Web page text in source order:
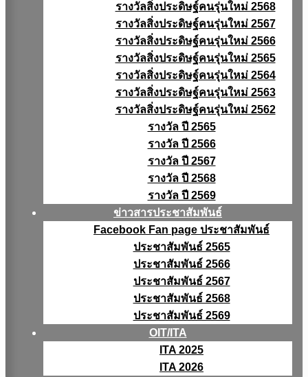
รางวัลสิ่งประดิษฐ์คนรุ่นใหม่ 2568
รางวัลสิ่งประดิษฐ์คนรุ่นใหม่ 2567
รางวัลสิ่งประดิษฐ์คนรุ่นใหม่ 2566
รางวัลสิ่งประดิษฐ์คนรุ่นใหม่ 2565
รางวัลสิ่งประดิษฐ์คนรุ่นใหม่ 2564
รางวัลสิ่งประดิษฐ์คนรุ่นใหม่ 2563
รางวัลสิ่งประดิษฐ์คนรุ่นใหม่ 2562
รางวัล ปี 2565
รางวัล ปี 2566
รางวัล ปี 2567
รางวัล ปี 2568
รางวัล ปี 2569
ข่าวสารประชาสัมพันธ์
Facebook Fan page ประชาสัมพันธ์
ประชาสัมพันธ์ 2565
ประชาสัมพันธ์ 2566
ประชาสัมพันธ์ 2567
ประชาสัมพันธ์ 2568
ประชาสัมพันธ์ 2569
OIT/ITA
ITA 2025
ITA 2026